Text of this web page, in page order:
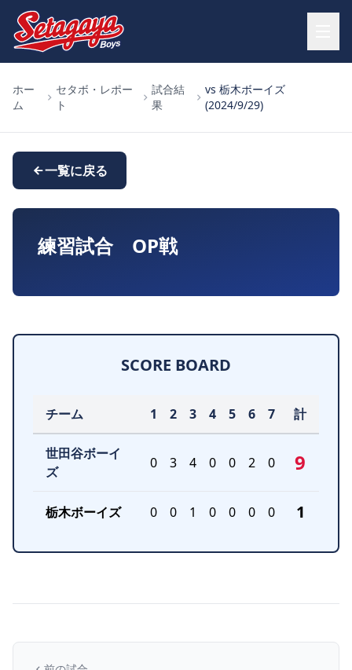
ホー
ム
セタボ・レポー
ト
試合結
果
vs 栃木ボーイズ
(2024/9/29)
一覧に戻る
練習試合 OP戦
SCORE BOARD
チーム 1 2 3 4 5 6 7 計
世田谷ボーイ
ズ
0 3 4 0 0 2 0 9
栃木ボーイズ 0 0 1 0 0 0 0 1